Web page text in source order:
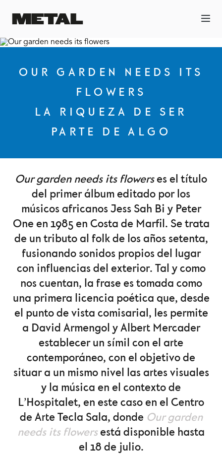
OUR GARDEN NEEDS ITS
FLOWERS
LA RIQUEZA DE SER
PARTE DE ALGO
Our garden needs its flowerses el título
del primer álbum editado por los
músicos africanos Jess Sah Bi y Peter
One en 1985 en Costa de Marfil. Se trata
de un tributo al folk de los años setenta,
fusionando sonidos propios del lugar
con influencias del exterior. Tal y como
nos cuentan, la frase es tomada como
una primera licencia poética que, desde
el punto de vista comisarial, les permite
a David Armengol y Albert Mercader
establecer un símil con el arte
contemporáneo, con el objetivo de
situar a un mismo nivel las artes visuales
y la música en el contexto de
L’Hospitalet, en este caso en el Centro
de Arte Tecla Sala, donde Our garden
needs its flowersestá disponible hasta
el 18 de julio.